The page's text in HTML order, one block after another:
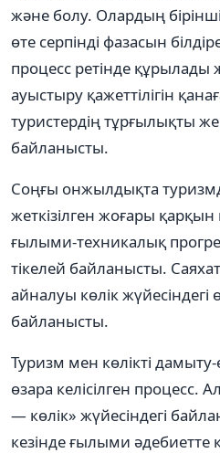
және болу. Олардың
өте серпінді фазасын
процесс ретінде құрылады
ауыстыру қажеттілігін
туристердің тұрғылықты
байланысты.
Соңғы онжылдықта
жеткізілген жоғары
ғылыми-техникалық
тікелей байланысты.
айналуы көлік жүйесіндегі
байланысты.
Туризм мен көлікті
өзара келісілген процесс.
— көлік» жүйесіндегі
кезінде ғылыми әдебиетте